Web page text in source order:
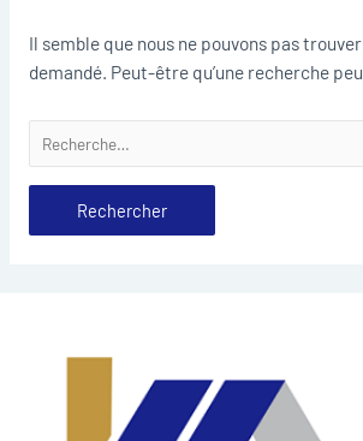
Il semble que nous ne pouvons pas
demandé. Peut-être qu’une recherche